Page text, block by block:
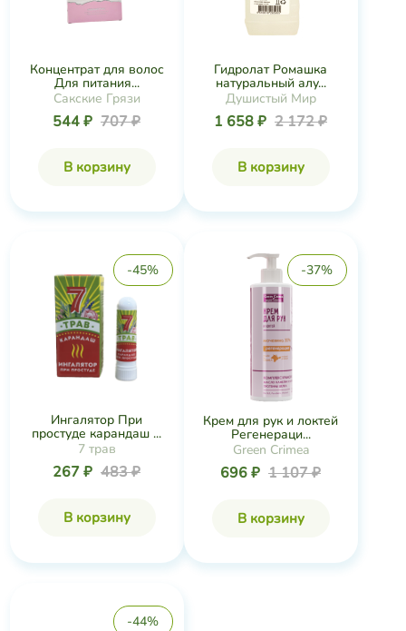
Концентрат для волос
Для питания...
Сакские Грязи
544 ₽ 707 ₽
В корзину
Гидролат Ромашка
натуральный алу...
Душистый Мир
1 658 ₽ 2 172 ₽
В корзину
-45%
Ингалятор При
простуде карандаш ...
7 трав
267 ₽ 483 ₽
В корзину
-37%
Крем для рук и локтей
Регенераци...
Green Crimea
696 ₽ 1 107 ₽
В корзину
-44%